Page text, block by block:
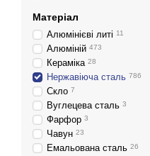
Матеріал
Алюмінієві литі 11
Алюміній 473
Кераміка 28
Нержавіюча сталь 786
Скло 7
Вуглецева сталь 3
Фарфор 3
Чавун 23
Емальована сталь 26